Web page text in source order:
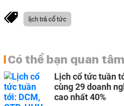
lịch trả cổ tức
Có thể bạn quan tâm
Lịch cổ tức tuần
cùng 29 doanh
cao nhất 40%